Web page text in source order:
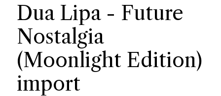
Dua Lipa - Future
Nostalgia
(Moonlight Edition)
import